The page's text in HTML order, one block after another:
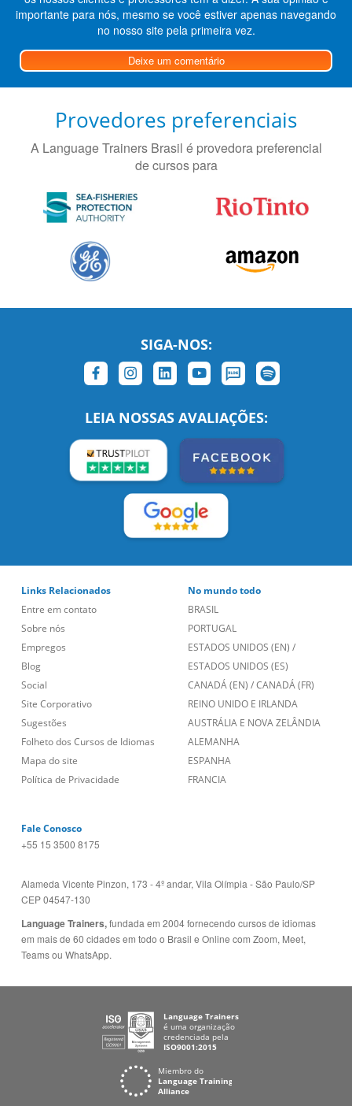
importante para nós, mesmo se você estiver apenas navegando
no nosso site pela primeira vez.
Deixe um comentário
Provedores preferenciais
A Language Trainers Brasil é provedora preferencial
de cursos para
SIGA-NOS:
LEIA NOSSAS AVALIAÇÕES:
Links Relacionados
Entre em contato
Sobre nós
Empregos
Blog
Social
Site Corporativo
Sugestões
Folheto dos Cursos de Idiomas
Mapa do site
Política de Privacidade
No mundo todo
BRASIL
PORTUGAL
ESTADOS UNIDOS (EN) /
ESTADOS UNIDOS (ES)
CANADÁ (EN) /CANADÁ (FR)
REINO UNIDO E IRLANDA
AUSTRÁLIA E NOVA ZELÂNDIA
ALEMANHA
ESPANHA
FRANCIA
Fale Conosco
+55 15 3500 8175
Alameda Vicente Pinzon, 173 - 4º andar, Vila Olímpia - São Paulo/SP
CEP 04547-130
Language Trainers,fundada em 2004 fornecendo cursos de idiomas
em mais de 60 cidades em todo o Brasil e Online com Zoom, Meet,
Teams ou WhatsApp.